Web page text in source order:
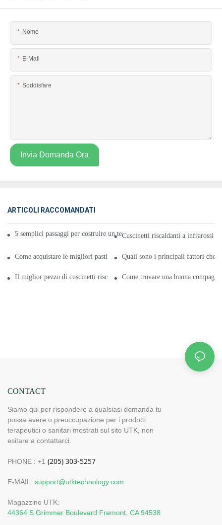
Nome
E-Mail
Soddisfare
Invia Domanda Ora
ARTICOLI RACCOMANDATI
5 semplici passaggi per costruire un termoforo a infrarossi per il mal di
Cuscinetti riscaldanti a infrarossi
Come acquistare le migliori pastiglie riscaldanti a infrarossi da donna
Quali sono i principali fattori che
Il miglior pezzo di cuscinetti riscaldanti a infrarossi per il mal di schiena
Come trovare una buona
CONTACT
Siamo qui per rispondere a qualsiasi domanda tu
possa avere o preoccupazione per i prodotti
terapeutici o sanitari mostrati sul sito UTK, non
esitare a contattarci.
PHONE : +1
E-MAIL: support@utktechnology.com
Magazzino UTK:
44364 S Grimmer Boulevard Fremont, CA 94538